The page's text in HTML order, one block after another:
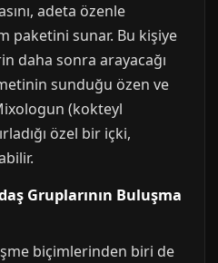
adeta özenle
paketini sunar. Bu kişiye
daha sonra arayacağı
sunduğu özen ve
(kokteyl
özel bir içki,
Gruplarının Buluşma
biçimlerinden biri de